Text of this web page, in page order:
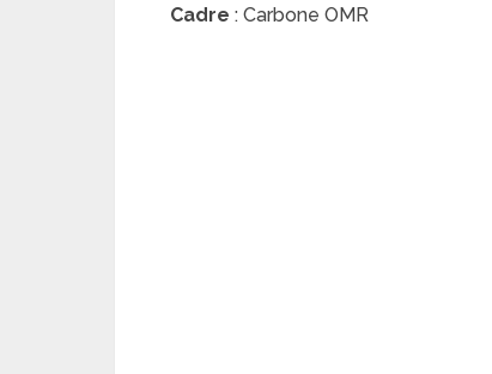
Cadre : Carbone OMR